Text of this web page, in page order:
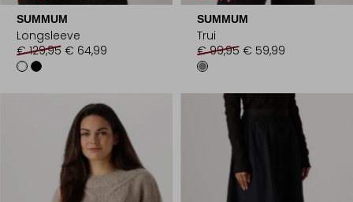
SUMMUM
Longsleeve
€ 129,95 € 64,99
SUMMUM
Trui
€ 99,95 € 59,99